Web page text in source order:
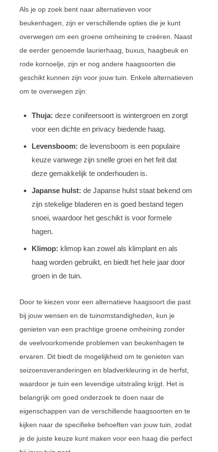
Als je op zoek bent naar alternatieven voor
beukenhagen, zijn er verschillende opties die je kunt
overwegen om een groene omheining te creëren. Naast
de eerder genoemde laurierhaag, buxus, haagbeuk en
rode kornoelje, zijn er nog andere haagsoorten die
geschikt kunnen zijn voor jouw tuin. Enkele alternatieven
om te overwegen zijn:
Thuja: deze conifeersoort is wintergroen en zorgt
voor een dichte en privacy biedende haag.
Levensboom: de levensboom is een populaire
keuze vanwege zijn snelle groei en het feit dat
deze gemakkelijk te onderhouden is.
Japanse hulst: de Japanse hulst staat bekend om
zijn stekelige bladeren en is goed bestand tegen
snoei, waardoor het geschikt is voor formele
hagen.
Klimop: klimop kan zowel als klimplant en als
haag worden gebruikt, en biedt het hele jaar door
groen in de tuin.
Door te kiezen voor een alternatieve haagsoort die past
bij jouw wensen en de tuinomstandigheden, kun je
genieten van een prachtige groene omheining zonder
de veelvoorkomende problemen van beukenhagen te
ervaren. Dit biedt de mogelijkheid om te genieten van
seizoensveranderingen en bladverkleuring in de herfst,
waardoor je tuin een levendige uitstraling krijgt. Het is
belangrijk om goed onderzoek te doen naar de
eigenschappen van de verschillende haagsoorten en te
kijken naar de specifieke behoeften van jouw tuin, zodat
je de juiste keuze kunt maken voor een haag die perfect